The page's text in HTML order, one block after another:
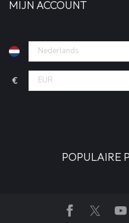
MIJN ACCOUNT
€
POPULAIRE